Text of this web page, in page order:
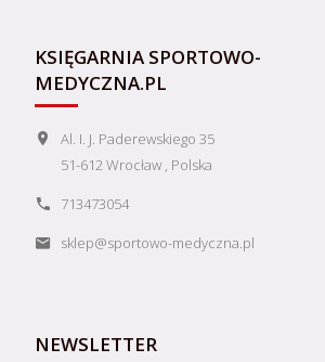
KSIĘGARNIA SPORTOWO-
MEDYCZNA.PL
Al. I. J. Paderewskiego 35
51-612 Wrocław, Polska
713473054
sklep@sportowo-medyczna.pl
NEWSLETTER